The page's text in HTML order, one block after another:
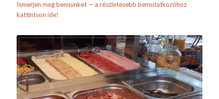
Ismerjen meg bennünket — a részletesebb bemutatkozóhoz
kattintson ide!